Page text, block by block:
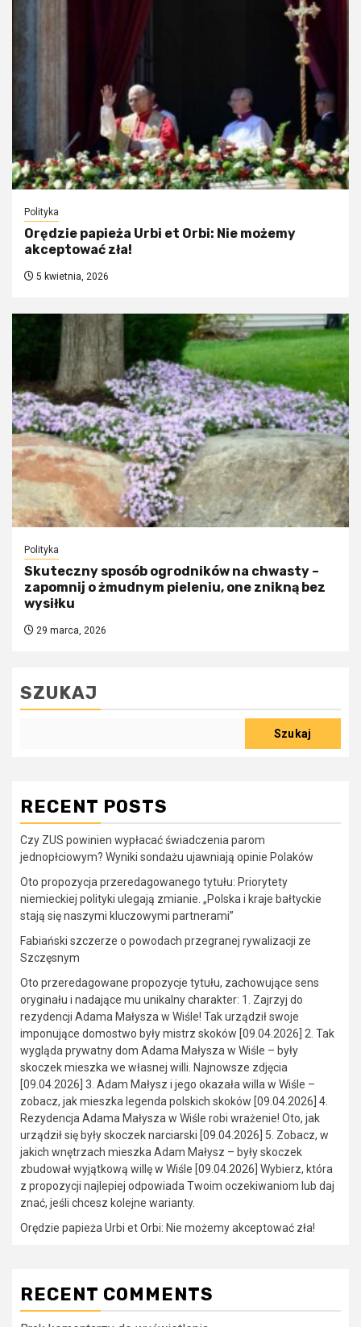
Polityka
Orędzie papieża Urbi et Orbi: Nie możemy
akceptować zła!
5 kwietnia, 2026
Polityka
Skuteczny sposób ogrodników na chwasty –
zapomnij o żmudnym pieleniu, one znikną bez
wysiłku
29 marca, 2026
SZUKAJ
Szukaj
RECENT POSTS
Czy ZUS powinien wypłacać świadczenia parom
jednopłciowym? Wyniki sondażu ujawniają opinie Polaków
Oto propozycja przeredagowanego tytułu: Priorytety
niemieckiej polityki ulegają zmianie. „Polska i kraje bałtyckie
stają się naszymi kluczowymi partnerami”
Fabiański szczerze o powodach przegranej rywalizacji ze
Szczęsnym
Oto przeredagowane propozycje tytułu, zachowujące sens
oryginału i nadające mu unikalny charakter: 1. Zajrzyj do
rezydencji Adama Małysza w Wiśle! Tak urządził swoje
imponujące domostwo były mistrz skoków [09.04.2026] 2. Tak
wygląda prywatny dom Adama Małysza w Wiśle – były
skoczek mieszka we własnej willi. Najnowsze zdjęcia
[09.04.2026] 3. Adam Małysz i jego okazała willa w Wiśle –
zobacz, jak mieszka legenda polskich skoków [09.04.2026] 4.
Rezydencja Adama Małysza w Wiśle robi wrażenie! Oto, jak
urządził się były skoczek narciarski [09.04.2026] 5. Zobacz, w
jakich wnętrzach mieszka Adam Małysz – były skoczek
zbudował wyjątkową willę w Wiśle [09.04.2026] Wybierz, która
z propozycji najlepiej odpowiada Twoim oczekiwaniom lub daj
znać, jeśli chcesz kolejne warianty.
Orędzie papieża Urbi et Orbi: Nie możemy akceptować zła!
RECENT COMMENTS